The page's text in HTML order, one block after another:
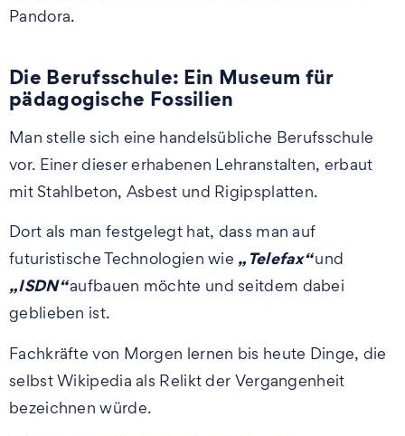
Pandora.
Die Berufsschule: Ein Museum für
pädagogische Fossilien
Man stelle sich eine handelsübliche Berufsschule
vor. Einer dieser erhabenen Lehranstalten, erbaut
mit Stahlbeton, Asbest und Rigipsplatten.
Dort als man festgelegt hat, dass man auf
futuristische Technologien wie „Telefax“und
„ISDN“aufbauen möchte und seitdem dabei
geblieben ist.
Fachkräfte von Morgen lernen bis heute Dinge, die
selbst Wikipedia als Relikt der Vergangenheit
bezeichnen würde.